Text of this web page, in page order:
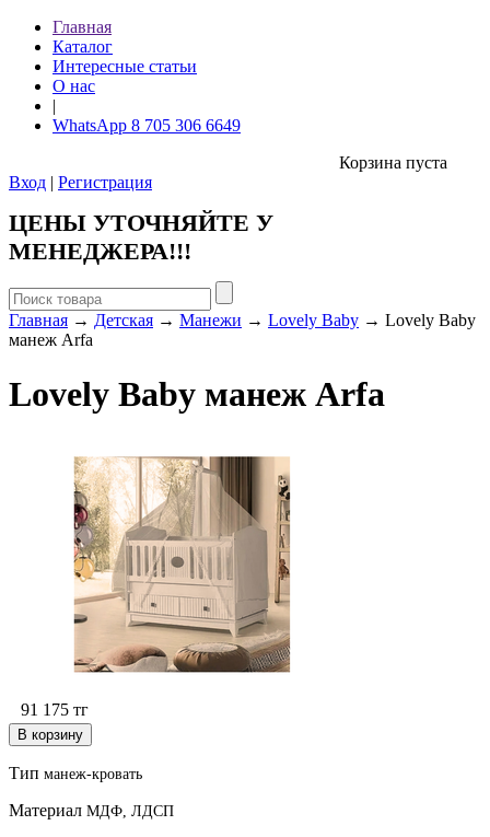
Главная
Каталог
Интересные статьи
О нас
|
WhatsApp 8 705 306 6649
Корзина пуста
Вход | Регистрация
ЦЕНЫ УТОЧНЯЙТЕ У
МЕНЕДЖЕРА!!!
Главная → Детская → Манежи → Lovely Baby → Lovely Baby
манеж Arfa
Lovely Baby манеж Arfa
91 175 тг
В корзину
Тип манеж-кровать
Материал МДФ, ЛДСП